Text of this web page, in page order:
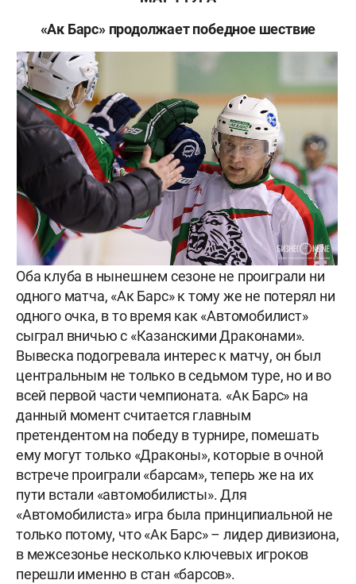
«Ак Барс» продолжает победное шествие
Оба клуба в нынешнем сезоне не проиграли ни
одного матча, «Ак Барс» к тому же не потерял ни
одного очка, в то время как «Автомобилист»
сыграл вничью с «Казанскими Драконами».
Вывеска подогревала интерес к матчу, он был
центральным не только в седьмом туре, но и во
всей первой части чемпионата. «Ак Барс» на
данный момент считается главным
претендентом на победу в турнире, помешать
ему могут только «Драконы», которые в очной
встрече проиграли «барсам», теперь же на их
пути встали «автомобилисты». Для
«Автомобилиста» игра была принципиальной не
только потому, что «Ак Барс» – лидер дивизиона,
в межсезонье несколько ключевых игроков
перешли именно в стан «барсов».